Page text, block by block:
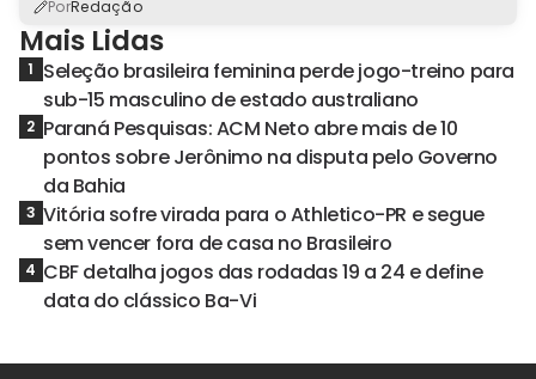
PorRedação
Mais Lidas
1 Seleção brasileira feminina perde jogo-treino para
sub-15 masculino de estado australiano
2 Paraná Pesquisas: ACM Neto abre mais de 10
pontos sobre Jerônimo na disputa pelo Governo
da Bahia
3 Vitória sofre virada para o Athletico-PR e segue
sem vencer fora de casa no Brasileiro
4 CBF detalha jogos das rodadas 19 a 24 e define
data do clássico Ba-Vi